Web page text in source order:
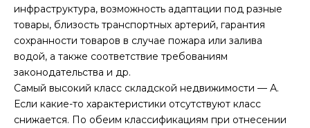
инфраструктура, возможность адаптации под разные
товары, близость транспортных артерий, гарантия
сохранности товаров в случае пожара или залива
водой, а также соответствие требованиям
законодательства и др.
Самый высокий класс складской недвижимости — А.
Если какие-то характеристики отсутствуют класс
снижается. По обеим классификациям при отнесении